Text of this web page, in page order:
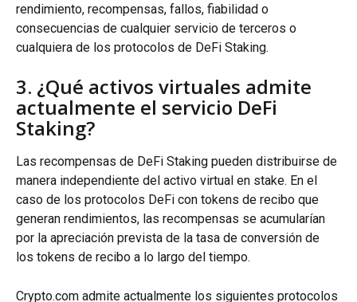
rendimiento, recompensas, fallos, fiabilidad o
consecuencias de cualquier servicio de terceros o
cualquiera de los protocolos de DeFi Staking.
3. ¿Qué activos virtuales admite
actualmente el servicio DeFi
Staking?
Las recompensas de DeFi Staking pueden distribuirse de
manera independiente del activo virtual en stake. En el
caso de los protocolos DeFi con tokens de recibo que
generan rendimientos, las recompensas se acumularían
por la apreciación prevista de la tasa de conversión de
los tokens de recibo a lo largo del tiempo.
Crypto.com admite actualmente los siguientes protocolos